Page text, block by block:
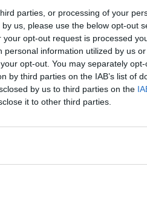
parties, or processing of your
us, please use the below opt-out
opt-out request is processed
information utilized by us
opt-out. You may separately
by third parties on the IAB’s list of
by us to third parties on the
it to other third parties.
i progetti realizzati dai
negozio di Firenze
08 LUGLIO 2026ORE 12:00
energetica
all'associazione per produrre,
è gratuita
quotidianità ed